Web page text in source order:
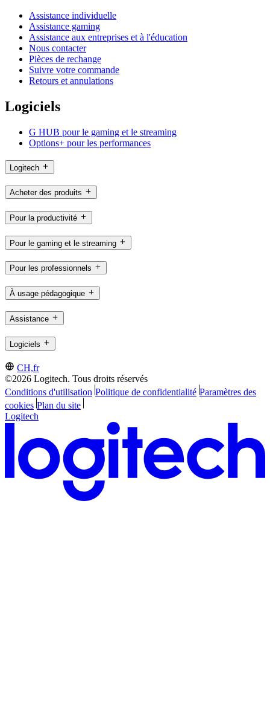
Assistance individuelle
Assistance gaming
Assistance aux entreprises et à l'éducation
Nous contacter
Pièces de rechange
Suivre votre commande
Retours et annulations
Logiciels
G HUB pour le gaming et le streaming
Options+ pour les performances
Logitech
Acheter des produits
Pour la productivité
Pour le gaming et le streaming
Pour les professionnels
À usage pédagogique
Assistance
Logiciels
CH,fr
©2026 Logitech. Tous droits réservés
Conditions d'utilisation Politique de confidentialité Paramètres des
cookies Plan du site
Logitech